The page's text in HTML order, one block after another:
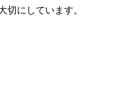
切にしています。